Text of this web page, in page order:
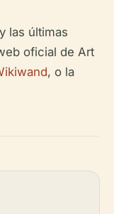
las últimas
oficial de Art
, o la